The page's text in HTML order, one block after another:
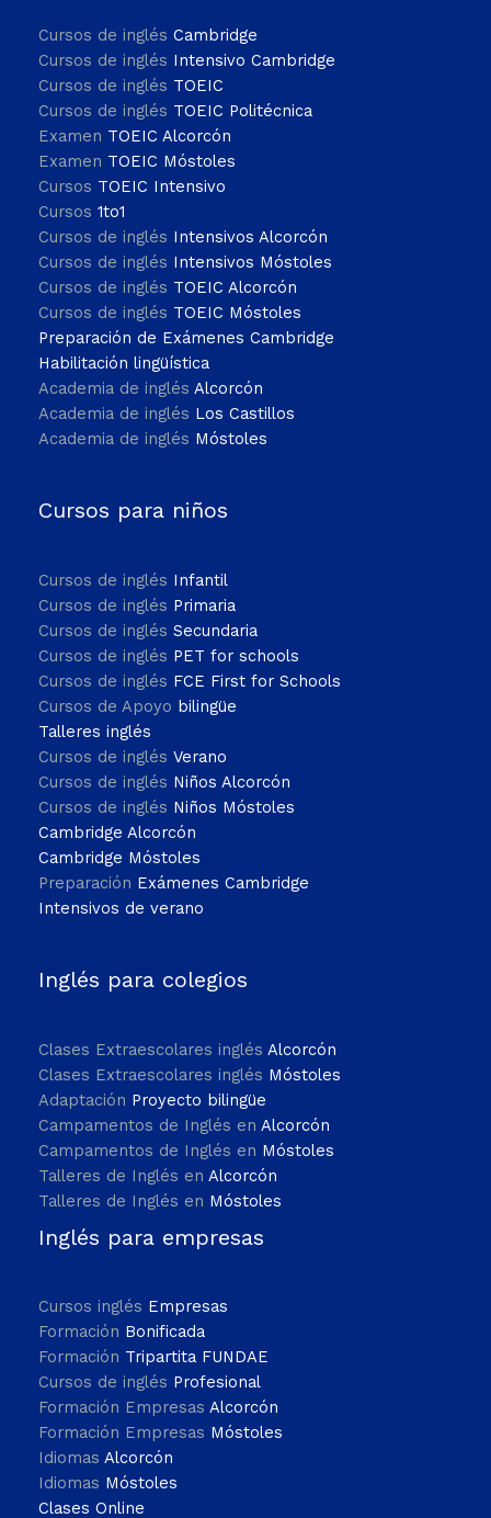
Cursos de inglés Cambridge
Cursos de inglés Intensivo Cambridge
Cursos de inglés TOEIC
Cursos de inglés TOEIC Politécnica
Examen TOEIC Alcorcón
Examen TOEIC Móstoles
Cursos TOEIC Intensivo
Cursos 1to1
Cursos de inglés Intensivos Alcorcón
Cursos de inglés Intensivos Móstoles
Cursos de inglés TOEIC Alcorcón
Cursos de inglés TOEIC Móstoles
Preparación de Exámenes Cambridge
Habilitación lingüística
Academia de inglés Alcorcón
Academia de inglés Los Castillos
Academia de inglés Móstoles
Cursos para niños
Cursos de inglés Infantil
Cursos de inglés Primaria
Cursos de inglés Secundaria
Cursos de inglés PET for schools
Cursos de inglés FCE First for Schools
Cursos de Apoyo bilingüe
Talleres inglés
Cursos de inglés Verano
Cursos de inglés Niños Alcorcón
Cursos de inglés Niños Móstoles
Cambridge Alcorcón
Cambridge Móstoles
Preparación Exámenes Cambridge
Intensivos de verano
Inglés para colegios
Clases Extraescolares inglés Alcorcón
Clases Extraescolares inglés Móstoles
Adaptación Proyecto bilingüe
Campamentos de Inglés en Alcorcón
Campamentos de Inglés en Móstoles
Talleres de Inglés en Alcorcón
Talleres de Inglés en Móstoles
Inglés para empresas
Cursos inglés Empresas
Formación Bonificada
Formación Tripartita FUNDAE
Cursos de inglés Profesional
Formación Empresas Alcorcón
Formación Empresas Móstoles
Idiomas Alcorcón
Idiomas Móstoles
Clases Online